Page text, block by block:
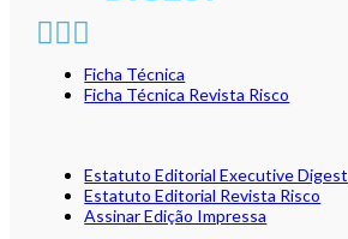
Ficha Técnica
Ficha Técnica Revista Risco
Estatuto Editorial Executive Digest
Estatuto Editorial Revista Risco
Assinar Edição Impressa